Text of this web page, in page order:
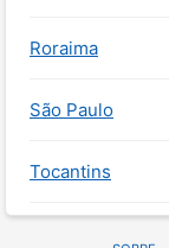
Roraima
São Paulo
Tocantins